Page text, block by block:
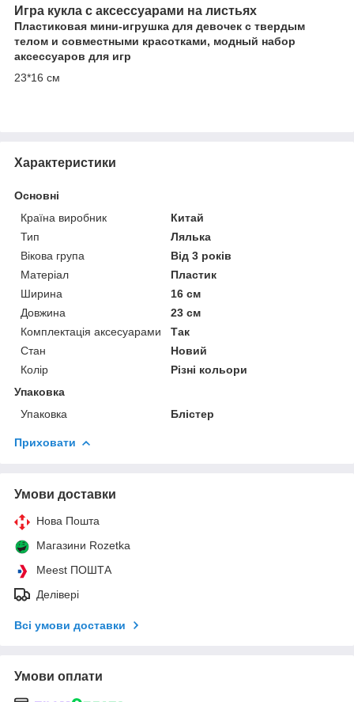
Игра кукла с аксессуарами на листьях
Пластиковая мини-игрушка для девочек с твердым
телом и совместными красотками, модный набор
аксессуаров для игр
23*16 см
Характеристики
Основні
Країна виробник
Китай
Тип
Лялька
Вікова група
Від 3 років
Матеріал
Пластик
Ширина
16 см
Довжина
23 см
Комплектація аксесуарами
Так
Стан
Новий
Колір
Різні кольори
Упаковка
Упаковка
Блістер
Приховати
Умови доставки
Нова Пошта
Магазини Rozetka
Meest ПОШТА
Делівері
Всі умови доставки
Умови оплати